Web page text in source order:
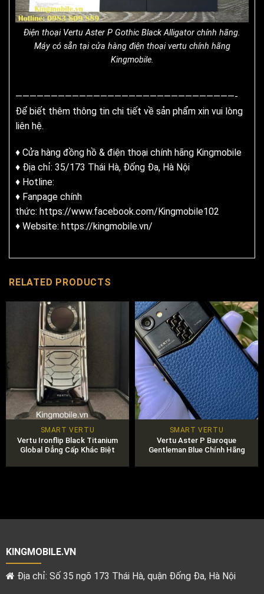
Điện thoại Vertu Aster P Gothic Black Alligator chính hãng.
Máy có sẵn tại cửa hàng điện thoại vertu chính hãng
Kingmobile.
———————————————————————————————-
Để biết thêm thông tin chi tiết về sản phẩm xin vui lòng
liên hệ.
♦ Cửa hàng đồng hồ & điện thoại chính hãng Kingmobile
♦ Địa chỉ: 35/173 Thái Hà, Đống Đa, Hà Nội
♦ Hotline:
♦ Fanpage chính
thức: https://www.facebook.com/Kingmobile102
♦ Website: https://kingmobile.vn/
RELATED PRODUCTS
SMART VERTU
Vertu Ironflip Black Titanium
Global Đẳng Cấp Khác Biệt
SMART VERTU
Vertu Aster P Baroque
Gentleman Blue Chính Hãng
KINGMOBILE.VN
Địa chỉ: Số 35 ngõ 173 Thái Hà, quận Đống Đa, Hà Nội